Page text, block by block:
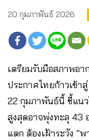
20 กุมภาพันธ์ 2026
เตรียมรับมือสภาพอ
ประกาศไทยก้าวเข้า
22 กุมภาพันธ์นี้ ชี้แน
สูงสุดอาจพุ่งทะลุ 43
แตก ต้องเฝ้าระวัง “